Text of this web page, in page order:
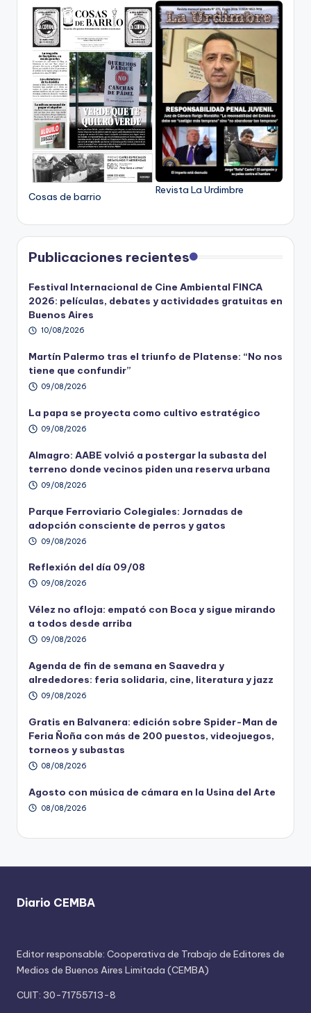
Cosas de barrio
Revista La Urdimbre
Publicaciones recientes
Festival Internacional de Cine Ambiental FINCA
2026: películas, debates y actividades gratuitas en
Buenos Aires
10/08/2026
Martín Palermo tras el triunfo de Platense: “No nos
tiene que confundir”
09/08/2026
La papa se proyecta como cultivo estratégico
09/08/2026
Almagro: AABE volvió a postergar la subasta del
terreno donde vecinos piden una reserva urbana
09/08/2026
Parque Ferroviario Colegiales: Jornadas de
adopción consciente de perros y gatos
09/08/2026
Reflexión del día 09/08
09/08/2026
Vélez no afloja: empató con Boca y sigue mirando
a todos desde arriba
09/08/2026
Agenda de fin de semana en Saavedra y
alrededores: feria solidaria, cine, literatura y jazz
09/08/2026
Gratis en Balvanera: edición sobre Spider-Man de
Feria Ñoña con más de 200 puestos, videojuegos,
torneos y subastas
08/08/2026
Agosto con música de cámara en la Usina del Arte
08/08/2026
Diario CEMBA
Editor responsable: Cooperativa de Trabajo de Editores de
Medios de Buenos Aires Limitada (CEMBA)
CUIT: 30-71755713-8